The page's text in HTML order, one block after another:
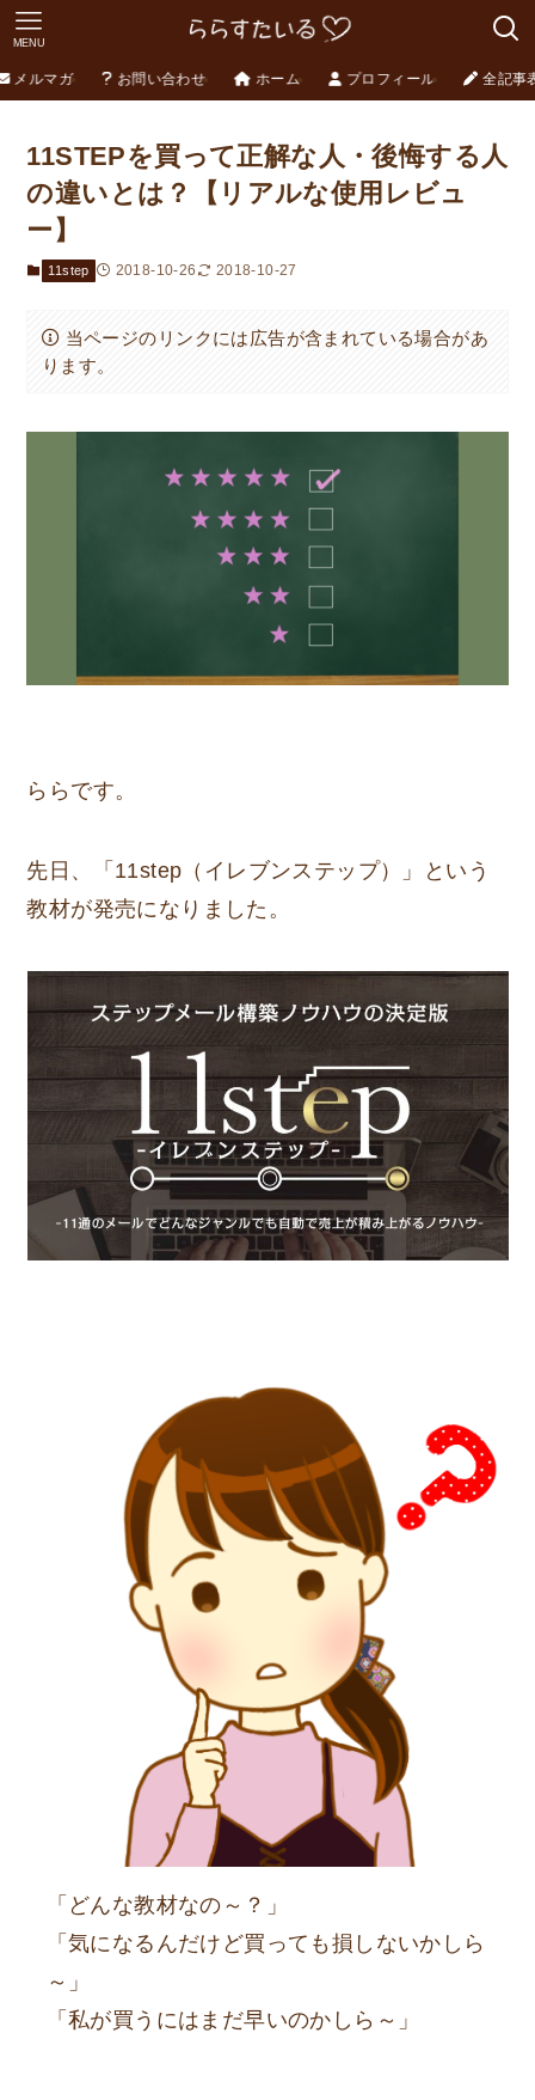
MENU
メルマガ お問い合わせ ホーム プロフィール 全記事
11STEPを買って正解な人・後悔する人
の違いとは？【リアルな使用レビュ
ー】
11step 2018-10-26 2018-10-27
当ページのリンクには広告が含まれている場合があ
ります。
ららです。
先日、「11step（イレブンステップ）」という
教材が発売になりました。
「どんな教材なの～？」
「気になるんだけど買っても損しないかしら
～」
「私が買うにはまだ早いのかしら～」